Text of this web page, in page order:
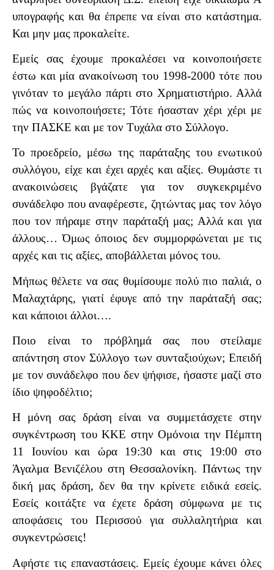
υπογραφής και θα έπρεπε να είναι στο κατάστημα.
Και μην μας προκαλείτε.
Εμείς σας έχουμε προκαλέσει να κοινοποιήσετε
έστω και μία ανακοίνωση του 1998-2000 τότε που
γινόταν το μεγάλο πάρτι στο Χρηματιστήριο. Αλλά
πώς να κοινοποιήσετε; Τότε ήσασταν χέρι χέρι με
την ΠΑΣΚΕ και με τον Τυχάλα στο Σύλλογο.
Το προεδρείο, μέσω της παράταξης του ενωτικού
συλλόγου, είχε και έχει αρχές και αξίες. Θυμάστε τι
ανακοινώσεις βγάζατε για τον συγκεκριμένο
συνάδελφο που αναφέρεστε, ζητώντας μας τον λόγο
που τον πήραμε στην παράταξή μας; Αλλά και για
άλλους… Όμως όποιος δεν συμμορφώνεται με τις
αρχές και τις αξίες, αποβάλλεται μόνος του.
Μήπως θέλετε να σας θυμίσουμε πολύ πιο παλιά, ο
Μαλαχτάρης, γιατί έφυγε από την παράταξή σας;
και κάποιοι άλλοι….
Ποιο είναι το πρόβλημά σας που στείλαμε
απάντηση στον Σύλλογο των συνταξιούχων; Επειδή
με τον συνάδελφο που δεν ψήφισε, ήσαστε μαζί στο
ίδιο ψηφοδέλτιο;
Η μόνη σας δράση είναι να συμμετάσχετε στην
συγκέντρωση του ΚΚΕ στην Ομόνοια την Πέμπτη
11 Ιουνίου και ώρα 19:30 και στις 19:00 στο
Άγαλμα Βενιζέλου στη Θεσσαλονίκη. Πάντως την
δική μας δράση, δεν θα την κρίνετε ειδικά εσείς.
Εσείς κοιτάξτε να έχετε δράση σύμφωνα με τις
αποφάσεις του Περισσού για συλλαλητήρια και
συγκεντρώσεις!
Αφήστε τις επαναστάσεις. Εμείς έχουμε κάνει όλες